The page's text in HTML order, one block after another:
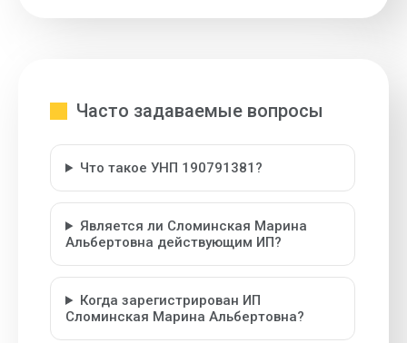
Часто задаваемые вопросы
Что такое УНП 190791381?
Является ли Сломинская Марина
Альбертовна действующим ИП?
Когда зарегистрирован ИП
Сломинская Марина Альбертовна?